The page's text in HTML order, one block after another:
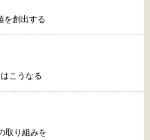
を創出する
こうなる
取り組みを